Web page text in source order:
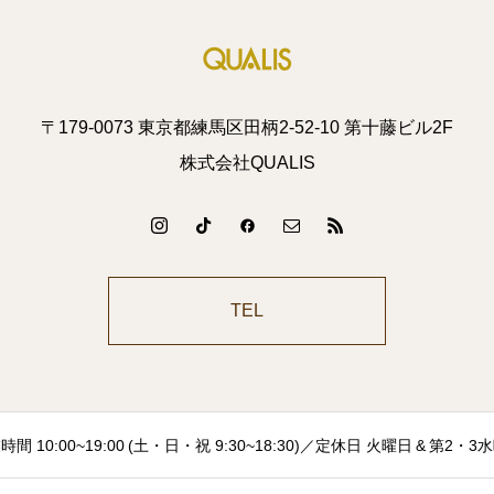
〒179-0073 東京都練馬区田柄2-52-10 第十藤ビル2F
株式会社QUALIS
TEL
間 10:00~19:00 (土・日・祝 9:30~18:30)／定休日 火曜日 & 第2・3